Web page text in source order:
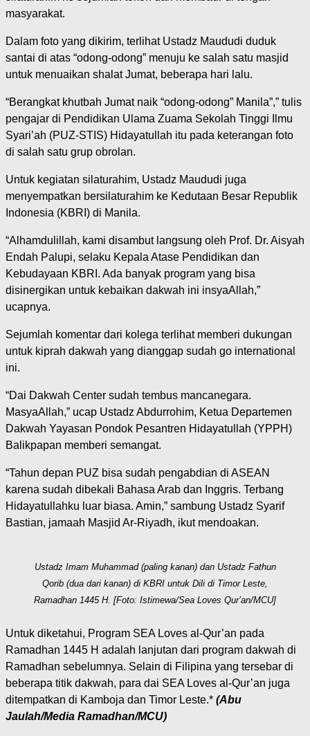
masyarakat.
Dalam foto yang dikirim, terlihat Ustadz Maududi duduk
santai di atas “odong-odong” menuju ke salah satu masjid
untuk menuaikan shalat Jumat, beberapa hari lalu.
“Berangkat khutbah Jumat naik “odong-odong” Manila”,” tulis
pengajar di Pendidikan Ulama Zuama Sekolah Tinggi Ilmu
Syari’ah (PUZ-STIS) Hidayatullah itu pada keterangan foto
di salah satu grup obrolan.
Untuk kegiatan silaturahim, Ustadz Maududi juga
menyempatkan bersilaturahim ke Kedutaan Besar Republik
Indonesia (KBRI) di Manila.
“Alhamdulillah, kami disambut langsung oleh Prof. Dr. Aisyah
Endah Palupi, selaku Kepala Atase Pendidikan dan
Kebudayaan KBRI. Ada banyak program yang bisa
disinergikan untuk kebaikan dakwah ini insyaAllah,”
ucapnya.
Sejumlah komentar dari kolega terlihat memberi dukungan
untuk kiprah dakwah yang dianggap sudah go international
ini.
“Dai Dakwah Center sudah tembus mancanegara.
MasyaAllah,” ucap Ustadz Abdurrohim, Ketua Departemen
Dakwah Yayasan Pondok Pesantren Hidayatullah (YPPH)
Balikpapan memberi semangat.
“Tahun depan PUZ bisa sudah pengabdian di ASEAN
karena sudah dibekali Bahasa Arab dan Inggris. Terbang
Hidayatullahku luar biasa. Amin,” sambung Ustadz Syarif
Bastian, jamaah Masjid Ar-Riyadh, ikut mendoakan.
Ustadz Imam Muhammad (paling kanan) dan Ustadz Fathun
Qorib (dua dari kanan) di KBRI untuk Dili di Timor Leste,
Ramadhan 1445 H. [Foto: Istimewa/Sea Loves Qur’an/MCU]
Untuk diketahui, Program SEA Loves al-Qur’an pada
Ramadhan 1445 H adalah lanjutan dari program dakwah di
Ramadhan sebelumnya. Selain di Filipina yang tersebar di
beberapa titik dakwah, para dai SEA Loves al-Qur’an juga
ditempatkan di Kamboja dan Timor Leste.* (Abu
Jaulah/Media Ramadhan/MCU)